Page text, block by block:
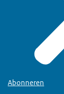
Abonneren